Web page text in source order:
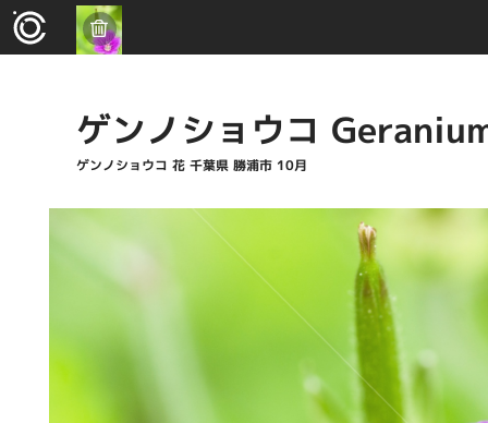
ゲンノショウコ
ゲンノショウコ 花 千葉県 勝浦市 10月